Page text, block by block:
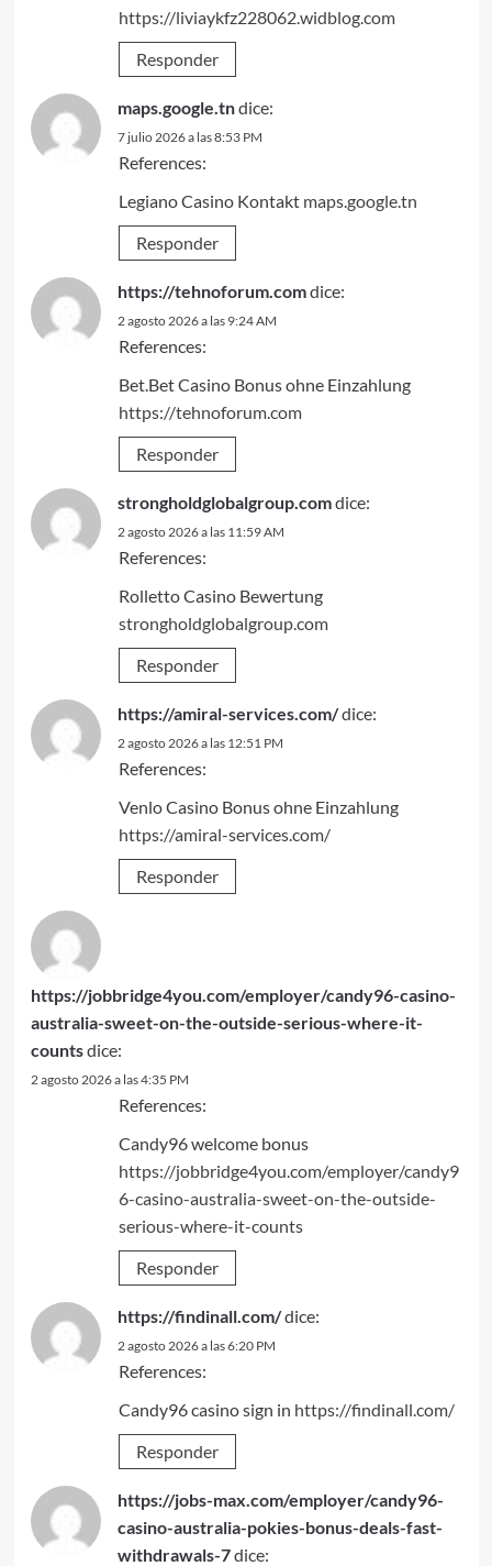
https://liviaykfz228062.widblog.com
Responder
maps.google.tndice:
7 julio 2026 a las 8:53 PM
References:
Legiano Casino Kontakt maps.google.tn
Responder
https://tehnoforum.comdice:
2 agosto 2026 a las 9:24 AM
References:
Bet.Bet Casino Bonus ohne Einzahlung
https://tehnoforum.com
Responder
strongholdglobalgroup.comdice:
2 agosto 2026 a las 11:59 AM
References:
Rolletto Casino Bewertung
strongholdglobalgroup.com
Responder
https://amiral-services.com/dice:
2 agosto 2026 a las 12:51 PM
References:
Venlo Casino Bonus ohne Einzahlung
https://amiral-services.com/
Responder
https://jobbridge4you.com/employer/candy96-casino-
australia-sweet-on-the-outside-serious-where-it-
countsdice:
2 agosto 2026 a las 4:35 PM
References:
Candy96 welcome bonus
https://jobbridge4you.com/employer/candy9
6-casino-australia-sweet-on-the-outside-
serious-where-it-counts
Responder
https://findinall.com/dice:
2 agosto 2026 a las 6:20 PM
References:
Candy96 casino sign in https://findinall.com/
Responder
https://jobs-max.com/employer/candy96-
casino-australia-pokies-bonus-deals-fast-
withdrawals-7dice: